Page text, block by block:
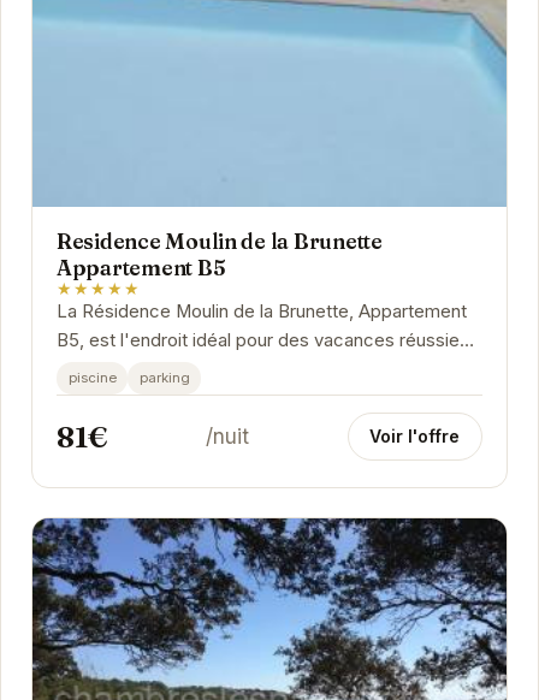
Residence Moulin de la Brunette
Appartement B5
★★★★★
La Résidence Moulin de la Brunette, Appartement
B5, est l'endroit idéal pour des vacances réussies
à Saint-Palais-sur-Mer. Son emplacement...
piscine parking
81€ /nuit Voir l'offre